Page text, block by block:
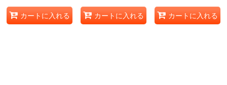
カートに入れる カートに入れる カートに入れる